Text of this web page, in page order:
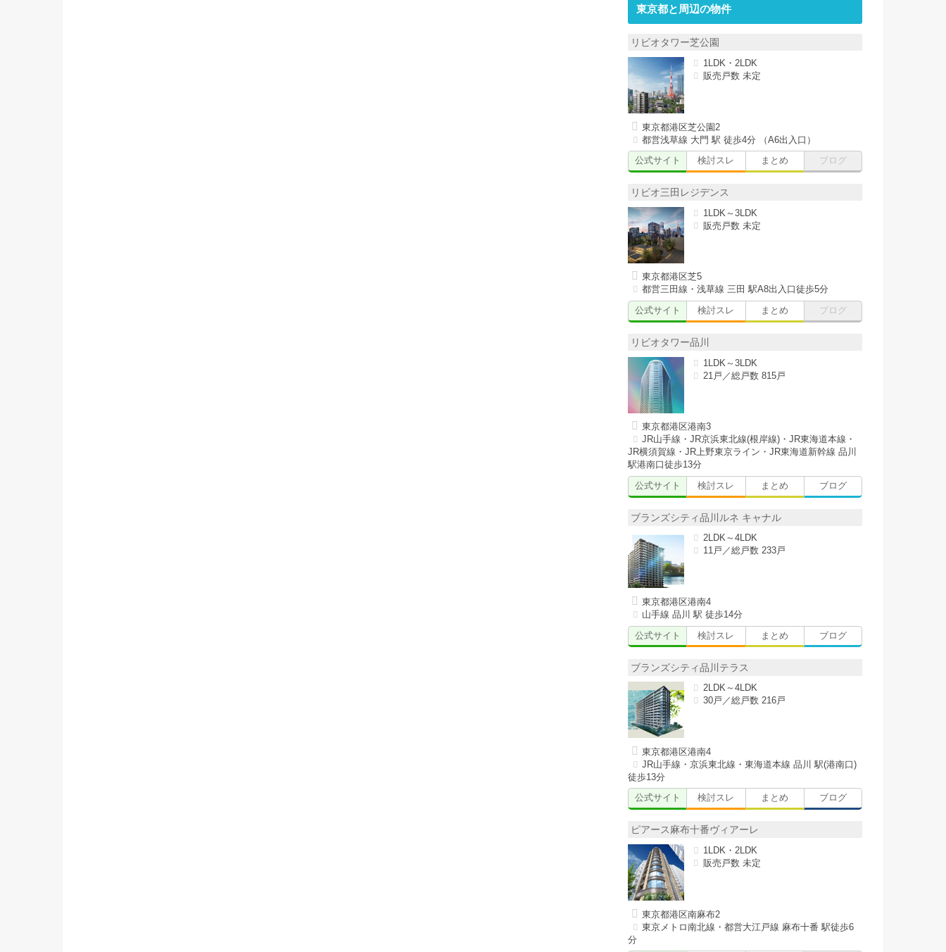
東京都と周辺の物件
リビオタワー芝公園
1LDK・2LDK
販売戸数 未定
東京都港区芝公園2
都営浅草線 大門 駅 徒歩4分 （A6出入口）
公式サイト
検討スレ まとめ ブログ
リビオ三田レジデンス
1LDK～3LDK
販売戸数 未定
東京都港区芝5
都営三田線・浅草線 三田 駅A8出入口徒歩5分
公式サイト
検討スレ まとめ ブログ
リビオタワー品川
1LDK～3LDK
21戸／総戸数 815戸
東京都港区港南3
JR山手線・JR京浜東北線(根岸線)・JR東海道本線・
JR横須賀線・JR上野東京ライン・JR東海道新幹線 品川
駅港南口徒歩13分
公式サイト
検討スレ まとめ ブログ
ブランズシティ品川ルネ キャナル
2LDK～4LDK
11戸／総戸数 233戸
東京都港区港南4
山手線 品川 駅 徒歩14分
公式サイト
検討スレ まとめ ブログ
ブランズシティ品川テラス
2LDK～4LDK
30戸／総戸数 216戸
東京都港区港南4
JR山手線・京浜東北線・東海道本線 品川 駅(港南口)
徒歩13分
公式サイト
検討スレ まとめ ブログ
ピアース麻布十番ヴィアーレ
1LDK・2LDK
販売戸数 未定
東京都港区南麻布2
東京メトロ南北線・都営大江戸線 麻布十番 駅徒歩6
分